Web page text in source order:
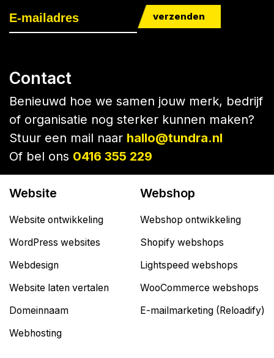
verzenden
Contact
Benieuwd hoe we samen jouw merk, bedrijf
of organisatie nog sterker kunnen maken?
Stuur een mail naar hallo@tundra.nl
Of bel ons 0416 355 229
Website
Website ontwikkeling
WordPress websites
Webdesign
Website laten vertalen
Domeinnaam
Webhosting
Webshop
Webshop ontwikkeling
Shopify webshops
Lightspeed webshops
WooCommerce webshops
E-mailmarketing (Reloadify)